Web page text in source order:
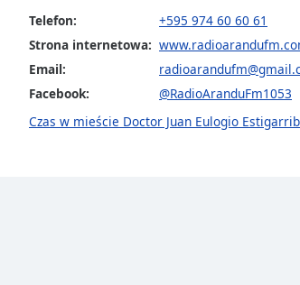
selected
Subtitles
subtitles
settings,
Telefon:
+595 974 60 60 61
Strona internetowa:
Email:
Facebook:
@RadioAranduFm1053
Czas w mieście Doctor Juan Eulogio